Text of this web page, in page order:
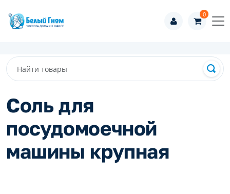
0
Соль для
посудомоечной
машины крупная